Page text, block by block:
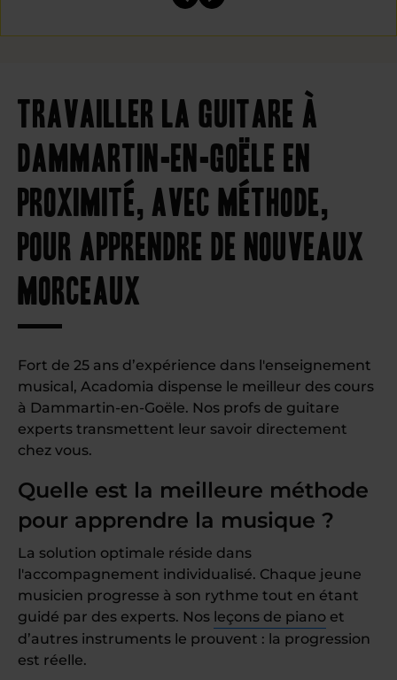
Travailler la guitare à
Dammartin-en-Goële en
proximité, avec méthode,
pour apprendre de nouveaux
morceaux
Fort de 25 ans d’expérience dans l'enseignement
musical, Acadomia dispense le meilleur des cours
à Dammartin-en-Goële. Nos profs de guitare
experts transmettent leur savoir directement
chez vous.
Quelle est la meilleure méthode
pour apprendre la musique ?
La solution optimale réside dans
l'accompagnement individualisé. Chaque jeune
musicien progresse à son rythme tout en étant
guidé par des experts. Nos leçons de piano et
d’autres instruments le prouvent : la progression
est réelle.